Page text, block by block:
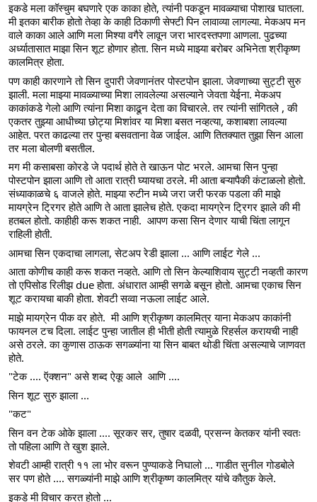
इकडे मला कॉस्चुम बघणारे एक काका होते, त्यांनी पकडून मावळ्याचा पोशाख घातला.
मी इतका बारीक होतो तेव्हा के काही ठिकाणी सेफ्टी पिन लावाव्या लागल्या. मेकअप मन
वाले काका आले आणि मला मिश्या वगैरे लावून जरा भारदस्तपणा आणला. पुढच्या
अर्ध्यातासात माझा सिन शूट होणार होता. सिन मध्ये माझ्या बरोबर अभिनेता श्रीकृष्ण
कालमित्र होता.
पण काही कारणाने तो सिन दुपारी जेवणानंतर पोस्टपोन झाला. जेवणाच्या सुट्टी सुरु
झाली. मला माझ्या मावळ्याच्या मिशा लावलेल्या असल्याने जेवता येईना. मेकअप
काकांकडे गेलो आणि त्यांना मिशा काढून देता का विचारले. तर त्यांनी सांगितले , की
एकतर तुझ्या आधीच्या छोट्या मिशांवर या मिशा बसत नव्हत्या, कशाबशा लावल्या
आहेत. परत काढल्या तर पुन्हा बसवताना वेळ जाईल. आणि तितक्यात तुझा सिन आला
तर मला बोलणी बसतील.
मग मी कसाबसा कोरडे जे पदार्थ होते ते खाऊन पोट भरले. आमचा सिन पुन्हा
पोस्टपोन झाला आणि तो आता रात्री घ्यायचा ठरले. मी आता बऱ्यापैकी कंटाळलो होतो.
संध्याकाळचे ६ वाजले होते. माझ्या रुटीन मध्ये जरा जरी फरक पडला की माझे
मायग्रेन ट्रिगर होते आणि ते आता झालेच होते. एकदा मायग्रेन ट्रिगर झाले की मी
हतबल होतो. काहीही करू शकत नाही.  आपण कसा सिन देणार याची चिंता लागून
राहिली होती.
आमचा सिन एकदाचा लागला, सेटअप रेडी झाला ... आणि लाईट गेले ...
आता कोणीच काही करू शकत नव्हते. आणि तो सिन केल्याशिवाय सुट्टी नव्हती कारण
तो एपिसोड रिलीझ due होता. अंधारात आम्ही सगळे बसून होतो. आमचा एकाच सिन
शूट करायचा बाकी होता. शेवटी सव्वा नऊला लाईट आले.
माझे मायग्रेन पीक वर होते.  मी आणि श्रीकृष्ण कालमित्र याना मेकअप काकांनी
फायनल टच दिला. लाईट पुन्हा जातील ही भीती होती त्यामुळे रिहर्सल करायची नाही
असे ठरले. का कुणास ठाऊक सगळ्यांना या सिन बाबत थोडी चिंता असल्याचे जाणवत
होते.
"टेक .... ऍक्शन" असे शब्द ऐकू आले  आणि ....
सिन शूट सुरु झाला ...
"कट"
सिन वन टेक ओके झाला .... सूरकर सर, तुषार दळवी, प्रसन्न केतकर यांनी स्वतः
तो पहिला आणि ते खुश झाले.
शेवटी आम्ही रात्री ११ ला भोर वरून पुण्याकडे निघालो ... गाडीत सुनील गोडबोले
सर पण होते .... सगळ्यांनी माझे आणि श्रीकृष्ण कालमित्र यांचे कौतुक केले.
इकडे मी विचार करत होतो ...